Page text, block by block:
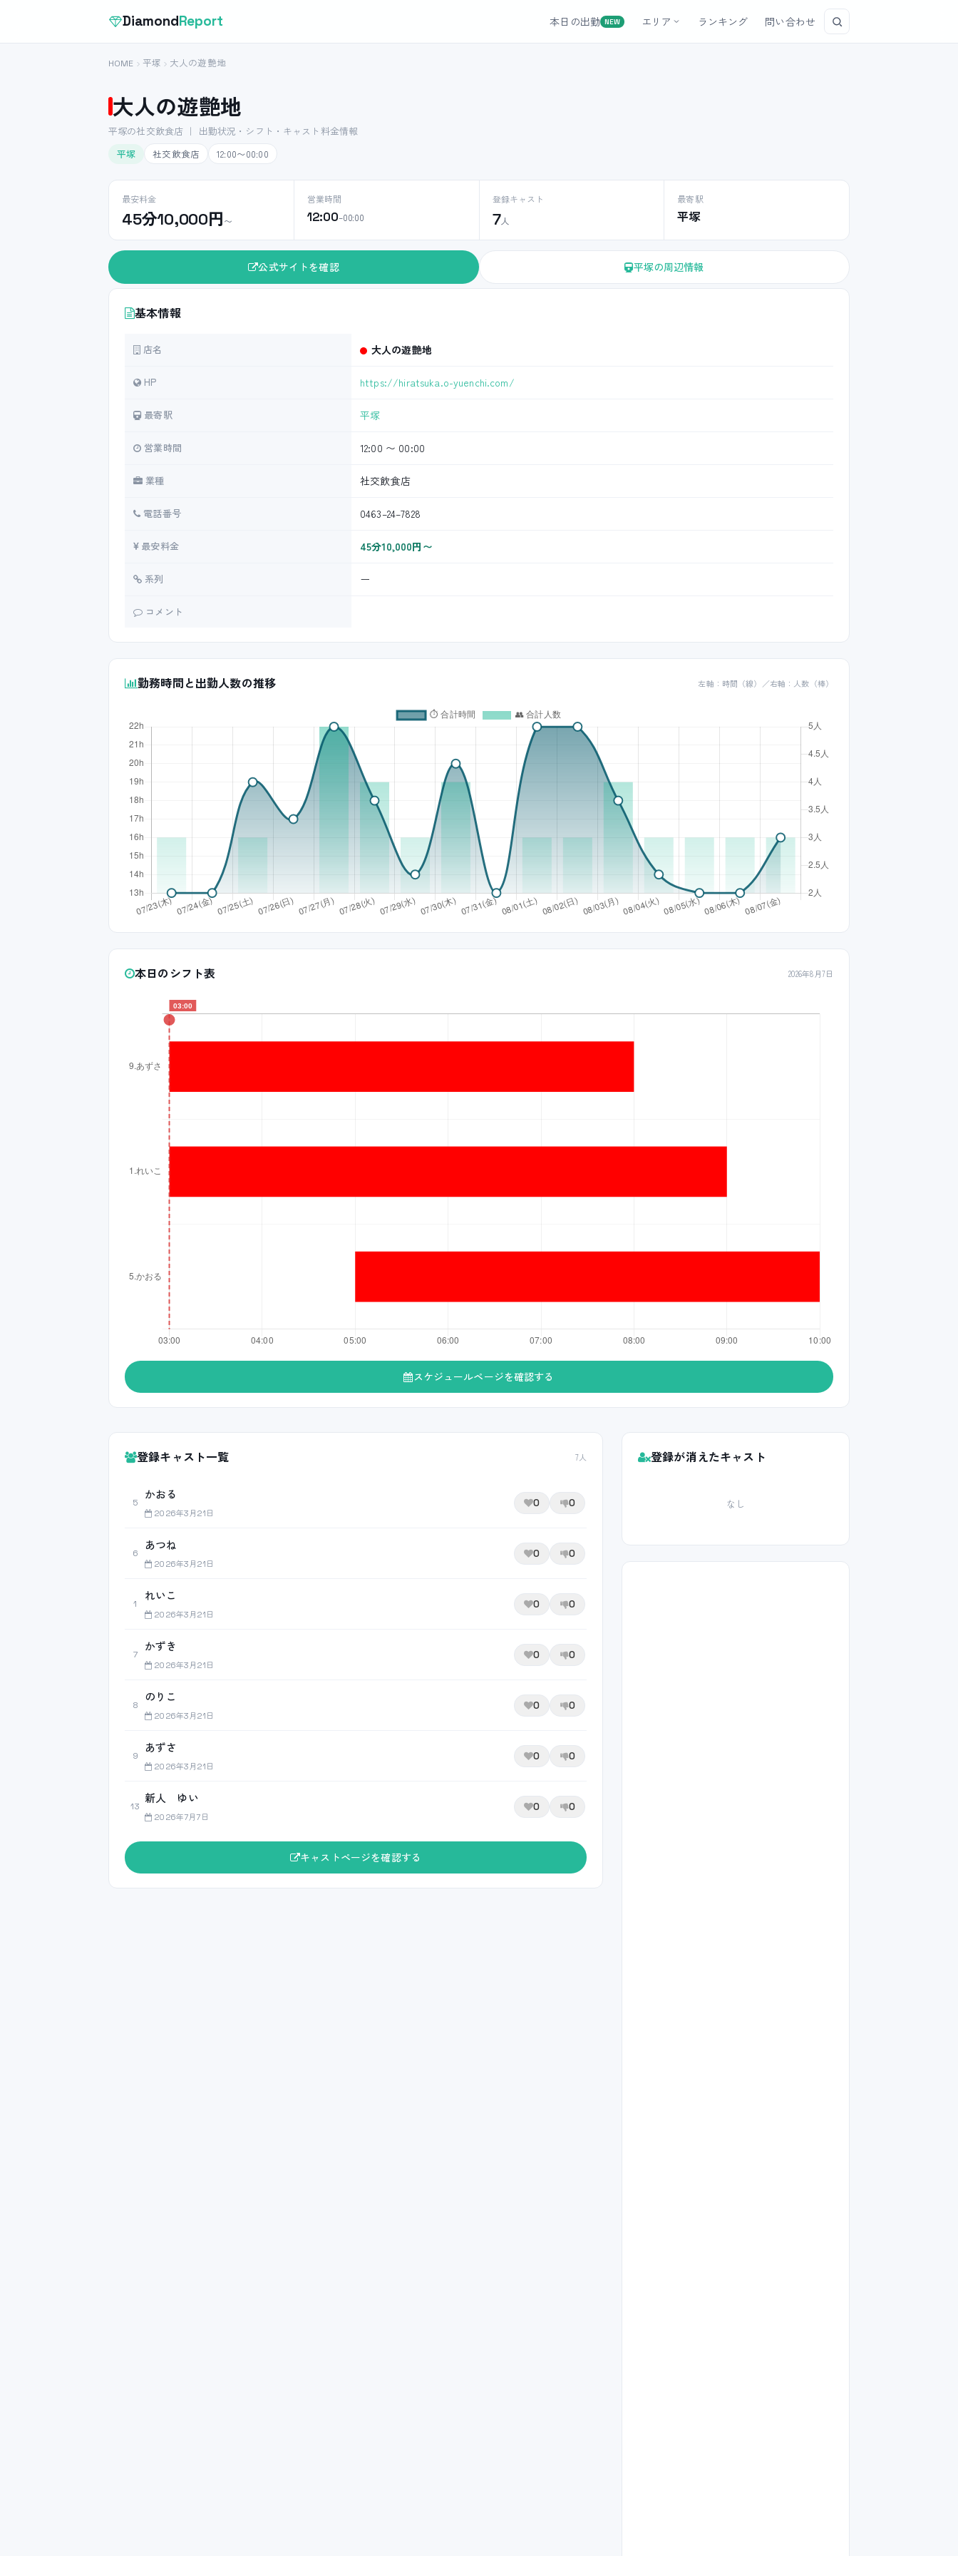
DiamondReport 本日の出勤 NEW エリア ランキング 問い合わせ
HOME 平塚 大人の遊艶地
大人の遊艶地
平塚の社交飲食店 ｜ 出勤状況・シフト・キャスト料金情報
平塚
社交飲食店 12:00〜00:00
最安料金
45分10,000円〜
営業時間
12:00–00:00
登録キャスト
7人
最寄駅
平塚
公式サイトを確認 平塚の周辺情報
基本情報
店名 大人の遊艶地
HP https://hiratsuka.o-yuenchi.com/
最寄駅 平塚
営業時間 12:00 〜 00:00
業種 社交飲食店
電話番号 0463–24–7828
最安料金 45分10,000円〜
系列 ー
コメント
勤務時間と出勤人数の推移 左軸：時間（線）／右軸：人数（棒）
本日のシフト表 2026年8月7日
スケジュールページを確認する
登録キャスト一覧 7人
5
かおる
2026年3月21日
0 0
6
あつね
2026年3月21日
0 0
1
れいこ
2026年3月21日
0 0
7
かずき
2026年3月21日
0 0
8
のりこ
2026年3月21日
0 0
9
あずさ
2026年3月21日
0 0
13
新人 ゆい
2026年7月7日
0 0
キャストページを確認する
登録が消えたキャスト
なし